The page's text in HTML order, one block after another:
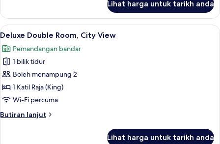
Suite
(2
adultos
2
niños)
Lihat harga untuk tarikh anda
Lihat
semua
foto
untuk
Deluxe
Double
Room,
View
Peralatan tempat tidur premium, bar
4
Deluxe Double Room, City View
Pemandangan bandar
1 bilik tidur
Boleh menampung 2
1 Katil Raja (King)
Wi-Fi percuma
Butiran lanjut
Butiran
Lihat harga untuk tarikh anda